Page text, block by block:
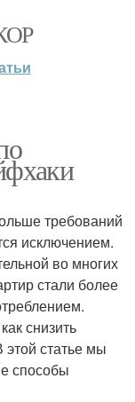
требований
исключением.
во многих
стали более
снизить
статье мы
способы